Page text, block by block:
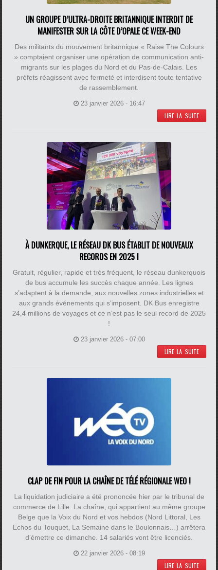
UN GROUPE D’ULTRA-DROITE BRITANNIQUE INTERDIT DE
MANIFESTER SUR LA CÔTE D’OPALE CE WEEK-END
Des militants du mouvement britannique « Raise The Colours
» comptaient organiser une opération de communication anti-
migrants sur les plages du Nord et du Pas-de-Calais. Les
préfets réagissent avec fermeté et interdisent toute tentative
de rassemblement.
23 janvier 2026 - 16:47
LIRE LA SUITE
À DUNKERQUE, LE RÉSEAU DK BUS ÉTABLIT DE NOUVEAUX
RECORDS EN 2025 !
Gratuit, régulier, rapide et très fréquent, le réseau dunkerquois
de bus accumule les succès chaque année. Les lignes
s’adaptent à la demande, aux nouvelles zones industrielles et
aux grands événements qui s’imposent. DK Bus enregistre
24,4 millions de voyages et ce n’est pas le seul record de 2025
!
23 janvier 2026 - 07:00
LIRE LA SUITE
CLAP DE FIN POUR LA CHAÎNE DE TÉLÉ RÉGIONALE WEO !
La liquidation judiciaire a été prononcée hier par le tribunal de
commerce de Lille. La chaîne, qui appartient au même groupe
Belge que la Voix du Nord et vos hebdos (Nord Littoral, Les
Echos du Touquet, La Semaine dans le Boulonnais…) arrêtera
d’émettre ce dimanche. 14 salariés vont être licenciés.
22 janvier 2026 - 08:19
LIRE LA SUITE